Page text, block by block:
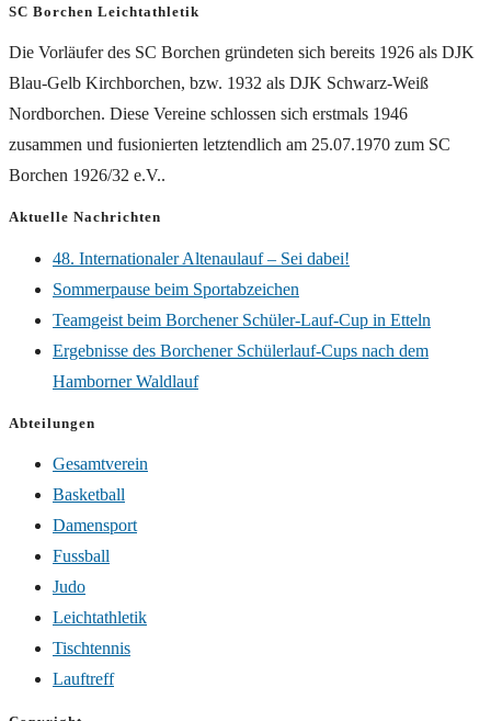
SC Borchen Leichtathletik
Die Vorläufer des SC Borchen gründeten sich bereits 1926 als DJK
Blau-Gelb Kirchborchen, bzw. 1932 als DJK Schwarz-Weiß
Nordborchen. Diese Vereine schlossen sich erstmals 1946
zusammen und fusionierten letztendlich am 25.07.1970 zum SC
Borchen 1926/32 e.V..
Aktuelle Nachrichten
48. Internationaler Altenaulauf – Sei dabei!
Sommerpause beim Sportabzeichen
Teamgeist beim Borchener Schüler-Lauf-Cup in Etteln
Ergebnisse des Borchener Schülerlauf-Cups nach dem
Hamborner Waldlauf
Abteilungen
Gesamtverein
Basketball
Damensport
Fussball
Judo
Leichtathletik
Tischtennis
Lauftreff